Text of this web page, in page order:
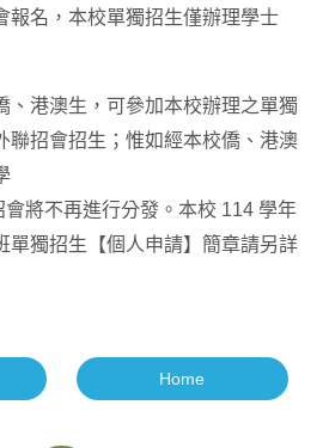
報名，本校單獨招生僅辦理學士
、港澳生，可參加本校辦理之單獨
聯招會招生；惟如經本校僑、港澳
將不再進行分發。本校 114 學年
單獨招生【個人申請】簡章請另詳
Home